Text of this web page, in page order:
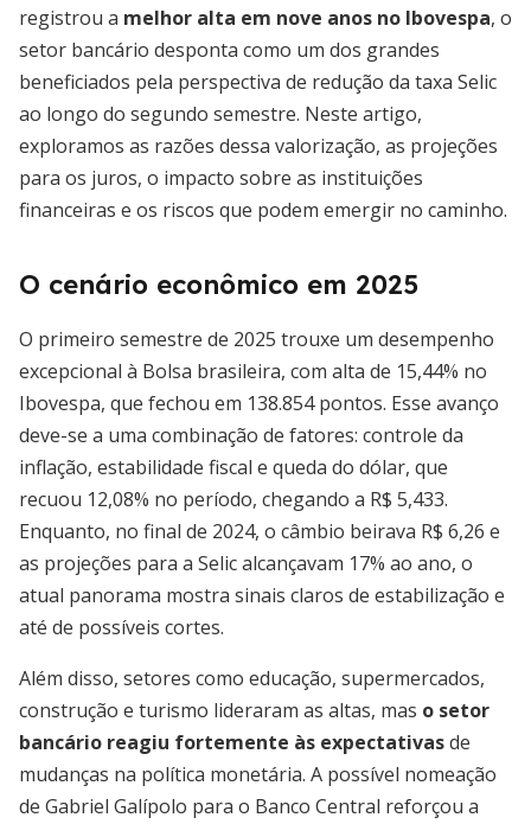
registrou a melhor alta em nove anos no Ibovespa, o
setor bancário desponta como um dos grandes
beneficiados pela perspectiva de redução da taxa Selic
ao longo do segundo semestre. Neste artigo,
exploramos as razões dessa valorização, as projeções
para os juros, o impacto sobre as instituições
financeiras e os riscos que podem emergir no caminho.
O cenário econômico em 2025
O primeiro semestre de 2025 trouxe um desempenho
excepcional à Bolsa brasileira, com alta de 15,44% no
Ibovespa, que fechou em 138.854 pontos. Esse avanço
deve-se a uma combinação de fatores: controle da
inflação, estabilidade fiscal e queda do dólar, que
recuou 12,08% no período, chegando a R$ 5,433.
Enquanto, no final de 2024, o câmbio beirava R$ 6,26 e
as projeções para a Selic alcançavam 17% ao ano, o
atual panorama mostra sinais claros de estabilização e
até de possíveis cortes.
Além disso, setores como educação, supermercados,
construção e turismo lideraram as altas, mas o setor
bancário reagiu fortemente às expectativasde
mudanças na política monetária. A possível nomeação
de Gabriel Galípolo para o Banco Central reforçou a